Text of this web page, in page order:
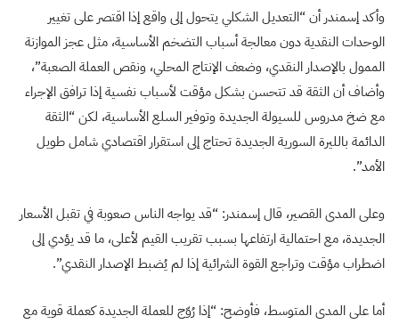
وأكد إسمندر أن “التعديل الشكلي يتحول إلى واقع إذا اقتصر على تغيير
الوحدات النقدية دون معالجة أسباب التضخم الأساسية، مثل عجز الموازنة
الممول بالإصدار النقدي، وضعف الإنتاج المحلي، ونقص العملة الصعبة”،
وأضاف أن الثقة قد تتحسن بشكل مؤقت لأسباب نفسية إذا ترافق الإجراء
مع ضخ مدروس للسيولة الجديدة وتوفير السلع الأساسية، لكن “الثقة
الدائمة بالليرة السورية الجديدة تحتاج إلى استقرار اقتصادي شامل طويل
الأمد”.
وعلى المدى القصير، قال إسمندر: “قد يواجه الناس صعوبة في تقبل الأسعار
الجديدة، مع احتمالية ارتفاعها بسبب تقريب القيم لأعلى، ما قد يؤدي إلى
اضطراب مؤقت وتراجع القوة الشرائية إذا لم يُضبط الإصدار النقدي”.
أما على المدى المتوسط، فأوضح: “إذا رُوّج للعملة الجديدة كعملة قوية مع